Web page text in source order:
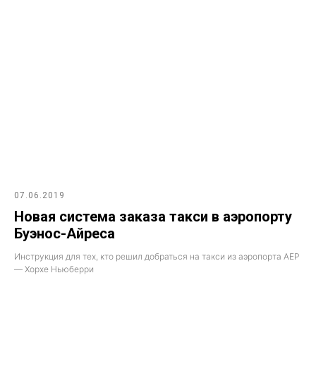
07.06.2019
Новая система заказа такси в аэропорту
Буэнос-Айреса
Инструкция для тех, кто решил добраться на такси из аэропорта AEP
— Хорхе Ньюберри